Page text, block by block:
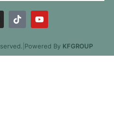
Powered By KFGROUP